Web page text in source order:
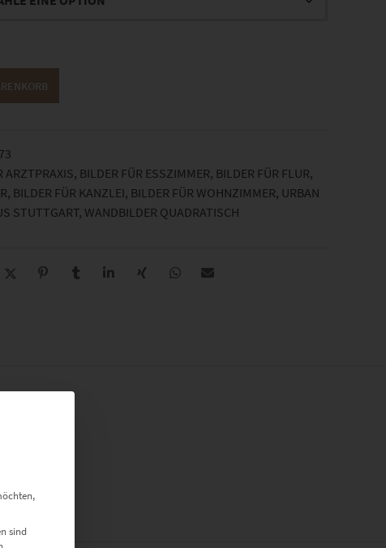
ARZTPRAXIS, BILDER FÜR ESSZIMMER, BILDER FÜR FLUR,
, BILDER FÜR KANZLEI, BILDER FÜR WOHNZIMMER, URBAN
STUTTGART, WANDBILDER QUADRATISCH
sind